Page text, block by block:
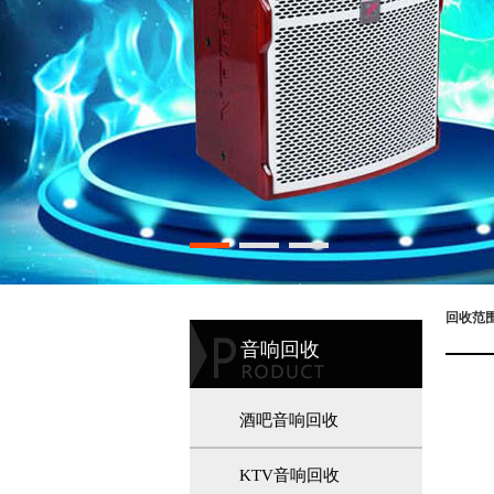
音响回收
酒吧音响回收
KTV音响回收
回收范